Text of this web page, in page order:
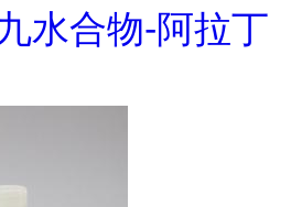
水合物-阿拉丁